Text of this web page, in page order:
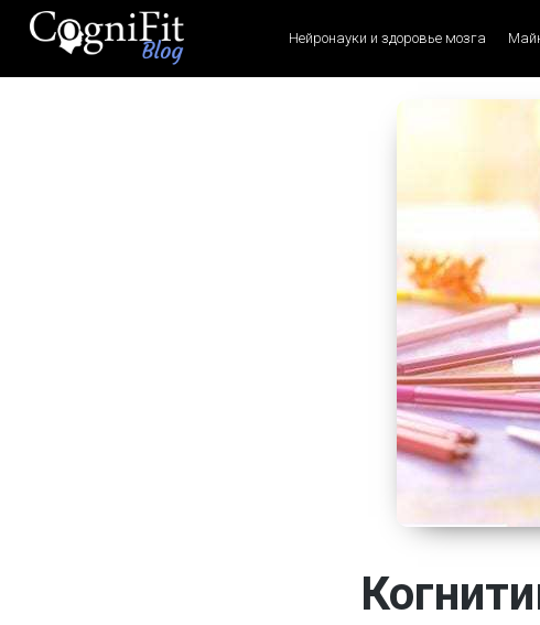
CogniFit
Нейронауки и здоровье мозга